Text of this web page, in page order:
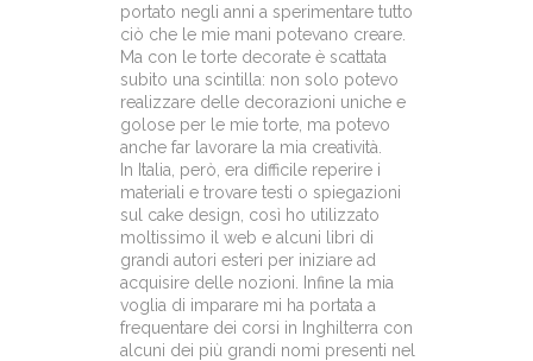
portato negli anni a sperimentare tutto
ciò che le mie mani potevano creare.
Ma con le torte decorate è scattata
subito una scintilla: non solo potevo
realizzare delle decorazioni uniche e
golose per le mie torte, ma potevo
anche far lavorare la mia creatività.
In Italia, però, era difficile reperire i
materiali e trovare testi o spiegazioni
sul cake design, così ho utilizzato
moltissimo il web e alcuni libri di
grandi autori esteri per iniziare ad
acquisire delle nozioni. Infine la mia
voglia di imparare mi ha portata a
frequentare dei corsi in Inghilterra con
alcuni dei più grandi nomi presenti nel